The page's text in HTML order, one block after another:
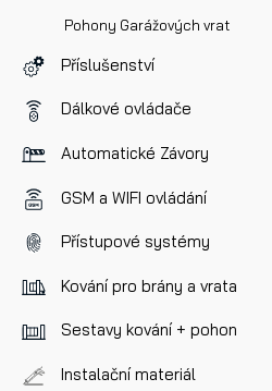
Pohony Garážových vrat
Příslušenství
Dálkové ovládače
Automatické Závory
GSM a WIFI ovládání
Přístupové systémy
Kování pro brány a vrata
Sestavy kování + pohon
Instalační materiál